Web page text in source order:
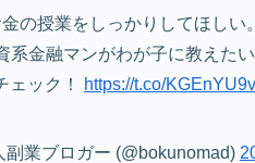
の授業をしっかりしてほしい。
系金融マンがわが子に教えた
ェック！
https://t.co/
業ブロガー (@bokunomad)